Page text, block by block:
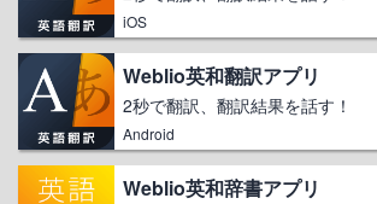
iOS
Weblio英和翻訳アプリ
2秒で翻訳、翻訳結果を話す！
Android
Weblio英和辞書アプリ